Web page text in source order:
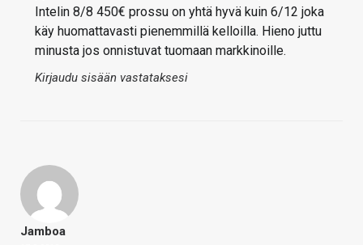
Intelin 8/8 450€ prossu on yhtä hyvä kuin 6/12 joka
käy huomattavasti pienemmillä kelloilla. Hieno juttu
minusta jos onnistuvat tuomaan markkinoille.
Kirjaudu sisään vastataksesi
Jamboa